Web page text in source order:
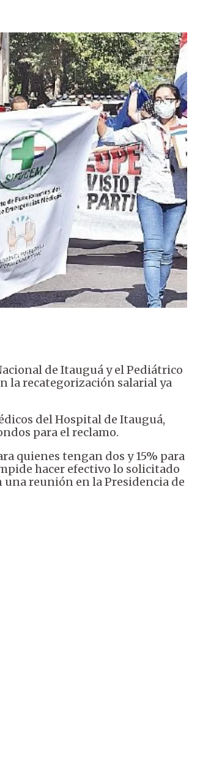
de Itauguá y el Pediátrico
la recategorización salarial ya
del Hospital de Itauguá,
para el reclamo.
quienes tengan dos y 15% para
hacer efectivo lo solicitado
reunión en la Presidencia de